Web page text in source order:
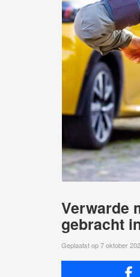
Verwarde
gebracht
Geplaatst op 7 oktober